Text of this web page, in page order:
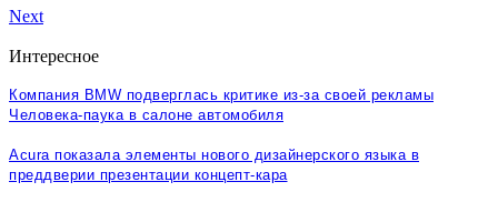
Next
Интересное
Компания BMW подверглась критике из-за своей рекламы
Человека-паука в салоне автомобиля
Acura показала элементы нового дизайнерского языка в
преддверии презентации концепт-кара